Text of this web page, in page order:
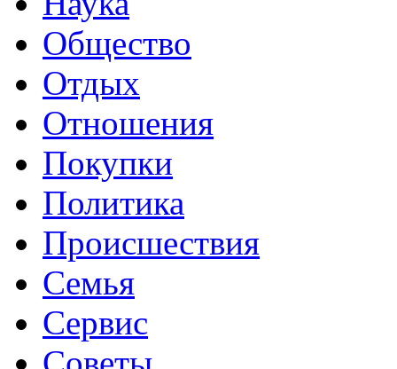
Общество
Отдых
Отношения
Покупки
Политика
Происшествия
Семья
Сервис